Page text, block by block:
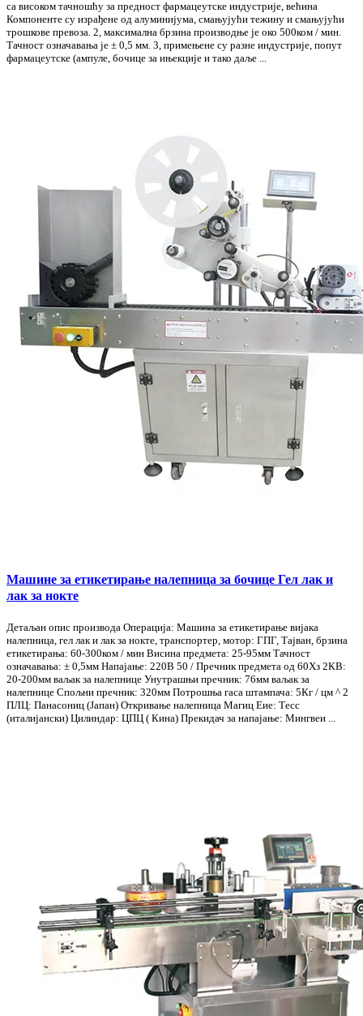
са високом тачношћу за предност фармацеутске индустрије, већина
Компоненте су израђене од алуминијума, смањујући тежину и смањујући
трошкове превоза. 2, максимална брзина производње је око 500ком / мин.
Тачност означавања је ± 0,5 мм. 3, примењене су разне индустрије, попут
фармацеутске (ампуле, бочице за ињекције и тако даље ...
Машине за етикетирање налепница за бочице Гел лак и
лак за нокте
Детаљан опис производа Операција: Машина за етикетирање вијака
налепница, гел лак и лак за нокте, транспортер, мотор: ГПГ, Тајван, брзина
етикетирања: 60-300ком / мин Висина предмета: 25-95мм Тачност
означавања: ± 0,5мм Напајање: 220В 50 / Пречник предмета од 60Хз 2КВ:
20-200мм ваљак за налепнице Унутрашњи пречник: 76мм ваљак за
налепнице Спољни пречник: 320мм Потрошња гаса штампача: 5Кг / цм ^ 2
ПЛЦ: Панасониц (Јапан) Откривање налепница Магиц Еие: Тесс
(италијански) Цилиндар: ЦПЦ ( Кина) Прекидач за напајање: Мингвеи ...